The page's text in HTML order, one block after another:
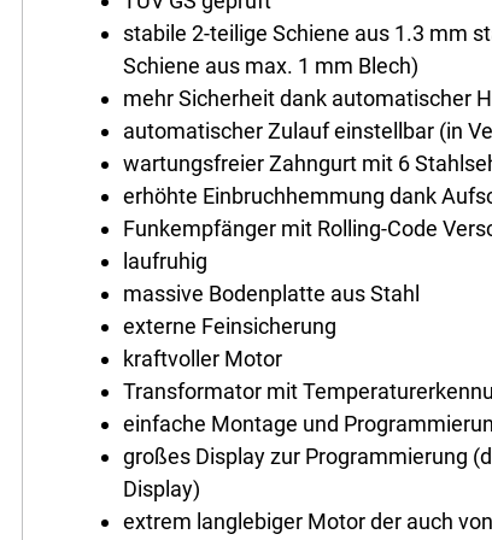
stabile 2-teilige Schiene aus 1.3 mm
Schiene aus max. 1 mm Blech)
mehr Sicherheit dank automatischer
automatischer Zulauf einstellbar (in
wartungsfreier Zahngurt mit 6
erhöhte Einbruchhemmung dank
Funkempfänger mit Rolling-Code
laufruhig
massive Bodenplatte aus Stahl
externe Feinsicherung
kraftvoller Motor
Transformator mit
einfache Montage und
großes Display zur Programmierung
Display)
extrem langlebiger Motor der auch